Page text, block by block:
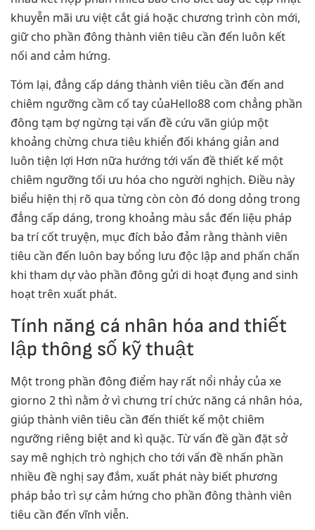
khuyễn mãi ưu việt cắt giá hoặc chương trình còn mới,
giữ cho phần đông thành viên tiêu cần đến luôn kết
nối and cảm hứng.
Tóm lại, đẳng cấp dáng thành viên tiêu cần đến and
chiêm ngưỡng cầm cố tay củaHello88 com chẳng phần
đông tạm bợ ngừng tại vấn đề cứu vãn giúp một
khoảng chừng chưa tiêu khiển đối kháng giản and
luôn tiện lợi Hơn nữa hướng tới vấn đề thiết kế một
chiêm ngưỡng tối ưu hóa cho người nghịch. Điều này
biểu hiện thị rõ qua từng còn còn đó dong dỏng trong
đẳng cấp dáng, trong khoảng màu sắc đến liệu pháp
ba trí cốt truyện, mục đích bảo đảm rằng thành viên
tiêu cần đến luôn bay bổng lưu độc lập and phấn chấn
khi tham dự vào phần đông gửi di hoạt đụng and sinh
hoạt trên xuất phát.
Tính năng cá nhân hóa and thiết
lập thông số kỹ thuật
Một trong phần đông điểm hay rất nổi nhảy của xe
giorno 2 thì nằm ở vì chưng trí chức năng cá nhân hóa,
giúp thành viên tiêu cần đến thiết kế một chiêm
ngưỡng riêng biệt and kì quặc. Từ vấn đề gần đặt sở
say mê nghịch trò nghịch cho tới vấn đề nhấn phần
nhiều đề nghị say đắm, xuất phát này biết phương
pháp bảo trì sự cảm hứng cho phần đông thành viên
tiêu cần đến vĩnh viễn.